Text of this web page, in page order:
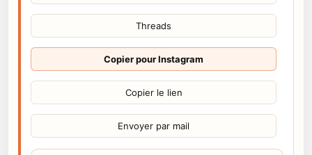
Threads
Copier pour Instagram
Copier le lien
Envoyer par mail